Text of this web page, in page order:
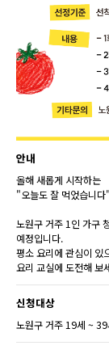
안내
올해 새롭게 시작하는
"오늘도 잘 먹었습니
노원구 거주 1인 가구
예정입니다.
평소 요리에 관심이 있
요리 교실에 도전해 보
신청대상
노원구 거주 19세 ~